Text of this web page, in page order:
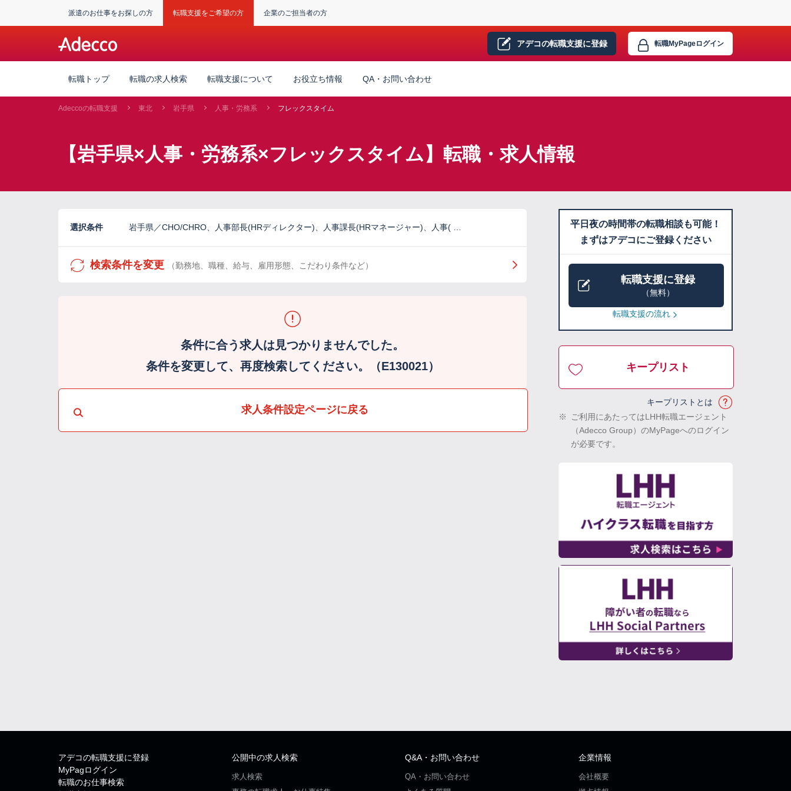
派遣のお仕事をお探しの方 転職支援をご希望の方 企業のご担当者の方
アデコの転職支援に登録 転職MyPageログイン
転職トップ 転職の求人検索 転職支援について お役立ち情報 QA・お問い合わせ
Adeccoの転職支援 東北 岩手県 人事・労務系 フレックスタイム
【岩手県×人事・労務系×フレックスタイム】転職・求人情報
選択条件 岩手県／CHO/CHRO、人事部長(HRディレクター)、人事課長(HRマネージャー)、人事( …
検索条件を変更 （勤務地、職種、給与、雇用形態、こだわり条件など）
条件に合う求人は見つかりませんでした。
条件を変更して、再度検索してください。（E130021）
求人条件設定ページに戻る
平日夜の時間帯の転職相談も可能！
まずはアデコにご登録ください
転職支援に登録
（無料）
転職支援の流れ
キープリスト
キープリストとは
※
ご利用にあたってはLHH転職エージェント
（Adecco Group）のMyPageへのログイン
が必要です。
アデコの転職支援に登録
MyPagログイン
転職のお仕事検索
公開中の求人検索
求人検索
Q&A・お問い合わせ
QA・お問い合わせ
企業情報
会社概要